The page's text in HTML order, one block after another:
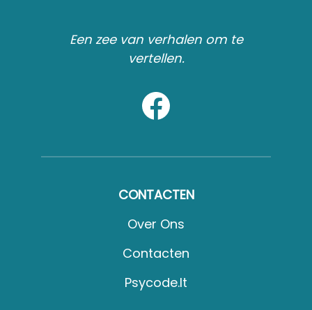
Een zee van verhalen om te
vertellen.
CONTACTEN
Over Ons
Contacten
Psycode.it